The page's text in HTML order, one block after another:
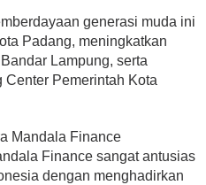
generasi muda ini
Padang, meningkatkan
Lampung, serta
Pemerintah Kota
Mandala Finance
Finance sangat antusias
dengan menghadirkan